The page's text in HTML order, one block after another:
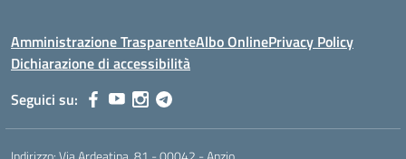
Amministrazione TrasparenteAlbo OnlinePrivacy Policy
Dichiarazione di accessibilità
Seguici su: